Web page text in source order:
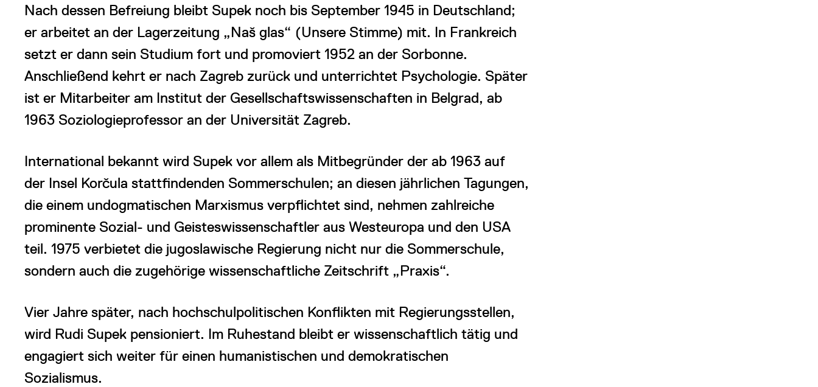
Nach dessen Befreiung bleibt Supek noch bis September 1945 in Deutschland;
er arbeitet an der Lagerzeitung „Naš glas“ (Unsere Stimme) mit. In Frankreich
setzt er dann sein Studium fort und promoviert 1952 an der Sorbonne.
Anschließend kehrt er nach Zagreb zurück und unterrichtet Psychologie. Später
ist er Mitarbeiter am Institut der Gesellschaftswissenschaften in Belgrad, ab
1963 Soziologieprofessor an der Universität Zagreb.
International bekannt wird Supek vor allem als Mitbegründer der ab 1963 auf
der Insel Korčula stattfindenden Sommerschulen; an diesen jährlichen Tagungen,
die einem undogmatischen Marxismus verpflichtet sind, nehmen zahlreiche
prominente Sozial- und Geisteswissenschaftler aus Westeuropa und den USA
teil. 1975 verbietet die jugoslawische Regierung nicht nur die Sommerschule,
sondern auch die zugehörige wissenschaftliche Zeitschrift „Praxis“.
Vier Jahre später, nach hochschulpolitischen Konflikten mit Regierungsstellen,
wird Rudi Supek pensioniert. Im Ruhestand bleibt er wissenschaftlich tätig und
engagiert sich weiter für einen humanistischen und demokratischen
Sozialismus.